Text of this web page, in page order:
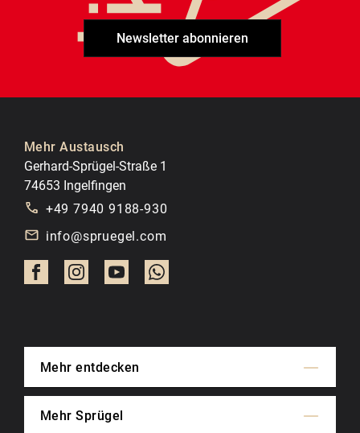
Newsletter abonnieren
Mehr Austausch
Gerhard-Sprügel-Straße 1
74653 Ingelfingen
+49 7940 9188-930
info@spruegel.com
Mehr entdecken
Mehr Sprügel